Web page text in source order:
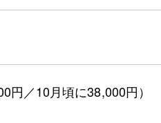
円／10月頃に38,000円）